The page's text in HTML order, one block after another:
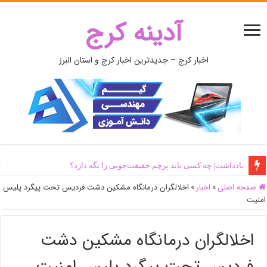
آدینه کرج
اخبار کرج – جدیدترین اخبار کرج و استان البرز
یادداشت| ‌چه کسی باید پرچم حقیقت‌جویی را نگه دارد؟
صفحه اصلی » اخبار » اخلالگران درمانگاه مشکین دشت فردیس تحت پیگرد پلیس
امنیت
اخلالگران درمانگاه مشکین دشت